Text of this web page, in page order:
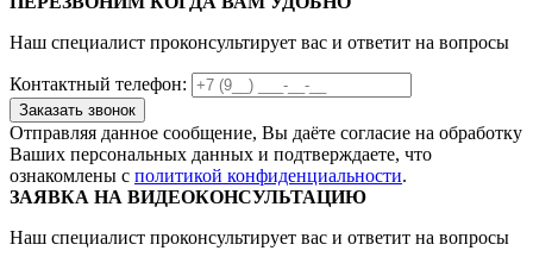
Наш специалист проконсультирует вас и ответит на вопросы
Контактный телефон:
Отправляя данное сообщение, Вы даёте согласие на обработку
Ваших персональных данных и подтверждаете, что
ознакомлены с политикой конфиденциальности.
ЗАЯВКА НА ВИДЕОКОНСУЛЬТАЦИЮ
Наш специалист проконсультирует вас и ответит на вопросы